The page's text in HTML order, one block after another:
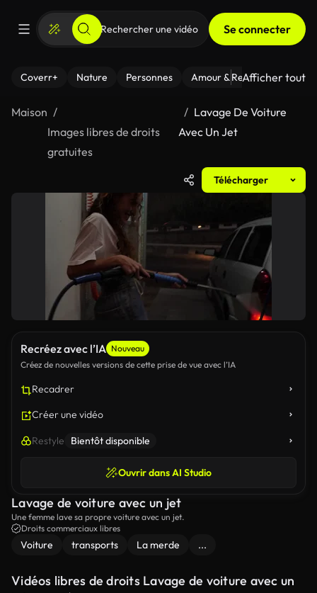
Se connecter
Coverr+ Nature Personnes Amour & Relations Le
Afficher tout
Maison
Images libres de droits
gratuites
Lavage De Voiture
Avec Un Jet
Télécharger
Recréez avec l’IA Nouveau
Créez de nouvelles versions de cette prise de vue avec l’IA
Recadrer
Créer une vidéo
Restyle Bientôt disponible
Ouvrir dans AI Studio
Lavage de voiture avec un jet
Une femme lave sa propre voiture avec un jet.
Droits commerciaux libres
Voiture transports La merde ...
Vidéos libres de droits Lavage de voiture avec un